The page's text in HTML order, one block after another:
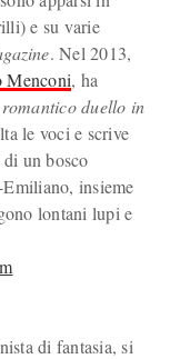
e su varie
. Nel 2013,
Menconi, ha
duello in
le voci e scrive
un bosco
insieme
lontani lupi e
di fantasia, si